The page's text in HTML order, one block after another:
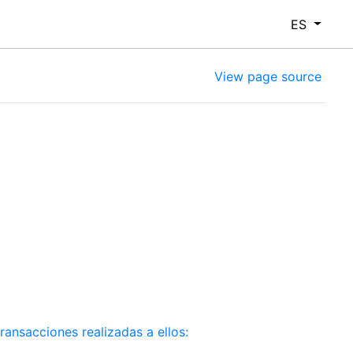
ES
View page source
realizadas a ellos: